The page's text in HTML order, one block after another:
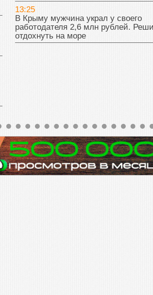
13:25
В Крыму мужчина украл у своего
работодателя 2,6 млн рублей.
отдохнуть на море